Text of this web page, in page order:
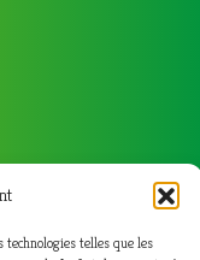
telles que les